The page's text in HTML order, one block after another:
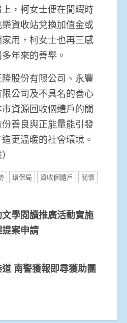
，柯女士便在閒暇時
資收站兌換加值金或
用，柯女士也再三感
年來的善舉。
股份有限公司、永豐
公司及不具名的善心
資源回收個體戶的關
善良與正能量能引發
更溫暖的社會環境。
環保局 資收個體戶 關懷
學閱讀推廣活動實施
案申請
南警獲報即尋獲助團